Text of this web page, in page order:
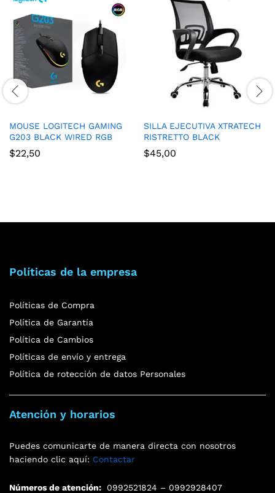
MOUSE LOGITECH GAMING
G203 BLACK WIRED RGB
$22,50
SILLA EJECUTIVA XTRATECH
RISTRETTO BLACK
$45,00
Políticas de la empresa
Políticas de Compra
Política de Garantía
Política de Cambios
Políticas de envío y entrega
Política de rotección de datos Personales
Atención y horarios
Puedes comunicarte de manera directa con nosotros
haciendo clic aquí: Contactar
Números de atención: 0992521824 – 0992928407